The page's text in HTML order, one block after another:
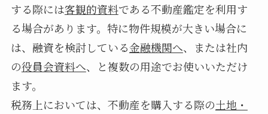
する際には客観的資料である不動産鑑定を利用す
る場合があります。特に物件規模が大きい場合に
は、融資を検討している金融機関へ、または社内
の役員会資料へ、と複数の用途でお使いいただけ
ます。
税務上においては、不動産を購入する際の土地・